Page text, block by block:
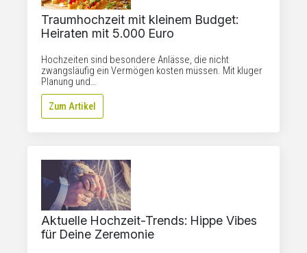
Traumhochzeit mit kleinem Budget:
Heiraten mit 5.000 Euro
Hochzeiten sind besondere Anlässe, die nicht
zwangsläufig ein Vermögen kosten müssen. Mit kluger
Planung und…
Zum Artikel
Aktuelle Hochzeit-Trends: Hippe Vibes
für Deine Zeremonie